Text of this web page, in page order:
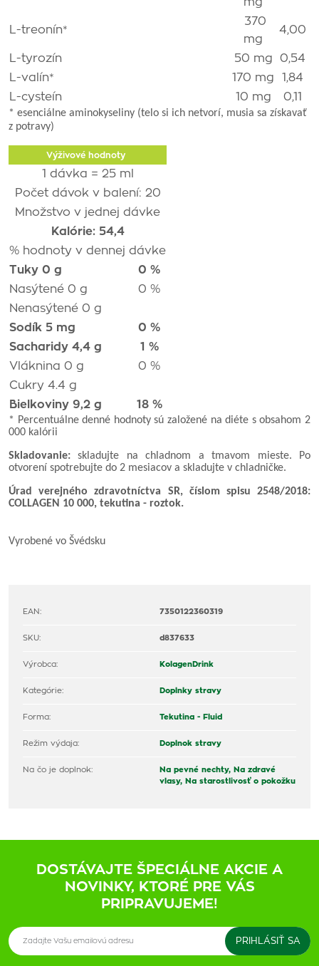
L-treonín*
370
mg
4,00
L-tyrozín 50 mg
0,54
L-valín*
170 mg
1,84
L-cysteín
10 mg
0,11
* esenciálne aminokyseliny (telo si ich netvorí, musia sa získavať
z potravy)
Výživové hodnoty
1 dávka = 25 ml
Počet dávok v balení: 20
Množstvo v jednej dávke
Kalórie: 54,4
% hodnoty v dennej dávke
Tuky 0 g
0 %
Nasýtené 0 g
0 %
Nenasýtené 0 g
Sodík 5 mg
0 %
Sacharidy 4,4 g
1 %
Vláknina 0 g
0 %
Cukry 4.4 g
Bielkoviny 9,2 g
18 %
* Percentuálne denné hodnoty sú založené na diéte s obsahom 2
000 kalórii
Skladovanie: skladujte na chladnom a tmavom mieste. Po
otvorení spotrebujte do 2 mesiacov a skladujte v chladničke.
Úrad verejného zdravotníctva SR, číslom spisu 2548/2018:
COLLAGEN 10 000, tekutina - roztok.
Vyrobené vo Švédsku
EAN: 7350122360319
SKU: d837633
Výrobca: KolagenDrink
Kategórie: Doplnky stravy
Forma: Tekutina - Fluid
Režim výdaja: Doplnok stravy
Na čo je doplnok: Na pevné nechty, Na zdravé
vlasy, Na starostlivosť o pokožku
DOSTÁVAJTE ŠPECIÁLNE AKCIE A
NOVINKY, KTORÉ PRE VÁS
PRIPRAVUJEME!